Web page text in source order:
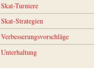
Skat-Turniere
Skat-Strategien
Verbesserungsvorschläge
Unterhaltung